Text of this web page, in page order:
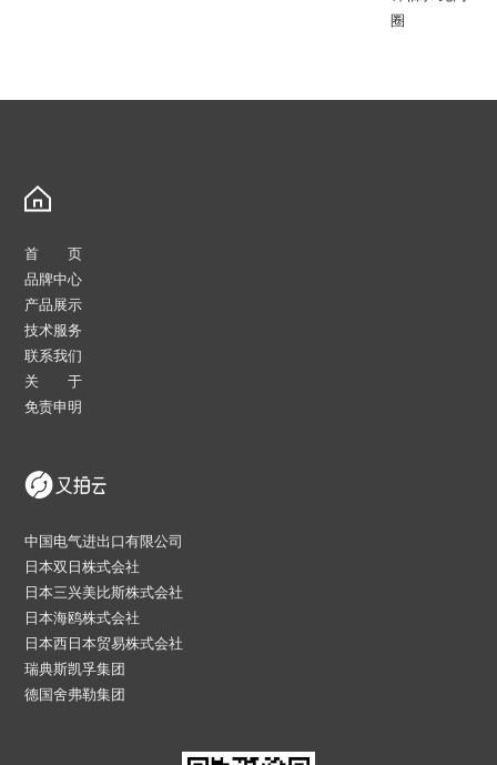
圈
首 页
品牌中心
产品展示
技术服务
联系我们
关 于
免责申明
中国电气进出口有限公司
日本双日株式会社
日本三兴美比斯株式会社
日本海鸥株式会社
日本西日本贸易株式会社
瑞典斯凯孚集团
德国舍弗勒集团